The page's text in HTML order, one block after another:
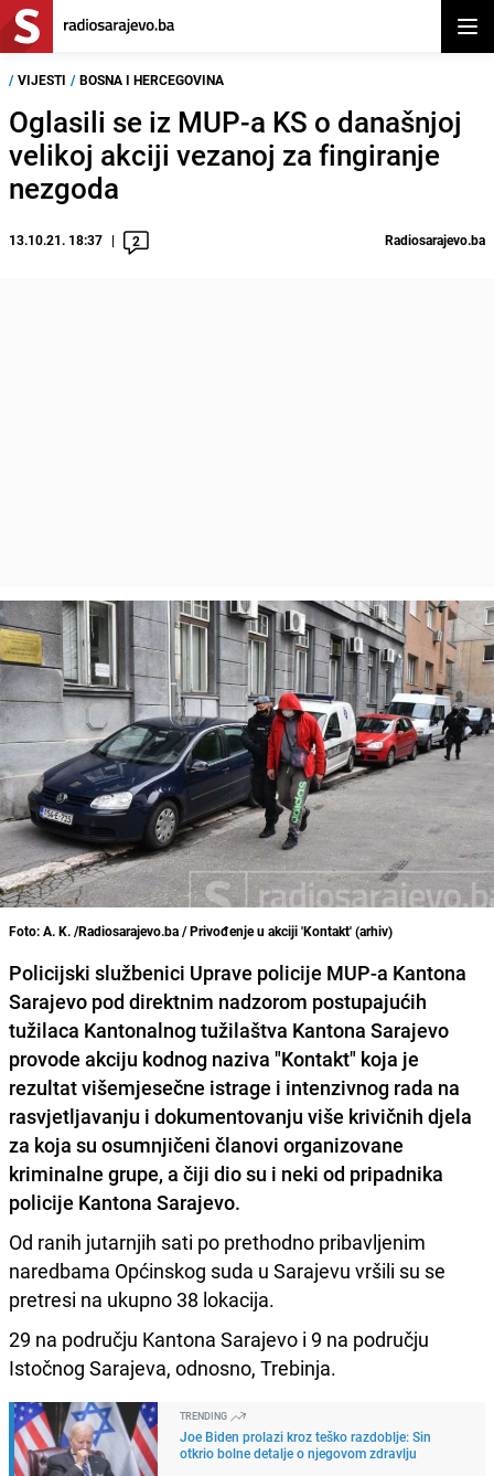
/ VIJESTI / BOSNA I HERCEGOVINA
Oglasili se iz MUP-a KS o današnjoj
velikoj akciji vezanoj za fingiranje
nezgoda
13.10.21. 18:37 2 Radiosarajevo.ba
Foto: A. K. /Radiosarajevo.ba / Privođenje u akciji 'Kontakt' (arhiv)
Policijski službenici Uprave policije MUP-a Kantona
Sarajevo pod direktnim nadzorom postupajućih
tužilaca Kantonalnog tužilaštva Kantona Sarajevo
provode akciju kodnog naziva "Kontakt" koja je
rezultat višemjesečne istrage i intenzivnog rada na
rasvjetljavanju i dokumentovanju više krivičnih djela
za koja su osumnjičeni članovi organizovane
kriminalne grupe, a čiji dio su i neki od pripadnika
policije Kantona Sarajevo.
Od ranih jutarnjih sati po prethodno pribavljenim
naredbama Općinskog suda u Sarajevu vršili su se
pretresi na ukupno 38 lokacija.
29 na području Kantona Sarajevo i 9 na području
Istočnog Sarajeva, odnosno, Trebinja.
TRENDING
Joe Biden prolazi kroz teško razdoblje: Sin
otkrio bolne detalje o njegovom zdravlju